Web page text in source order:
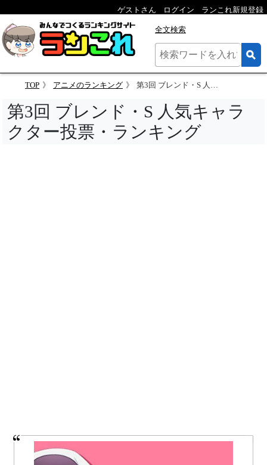
ゲストさん ログイン ランこれ新規登録
全文検索
TOP アニメのランキング 第3回 ブレンド・S 人気キャラクター投票
第3回 ブレンド・S 人気キャラ
クター投票・ランキング